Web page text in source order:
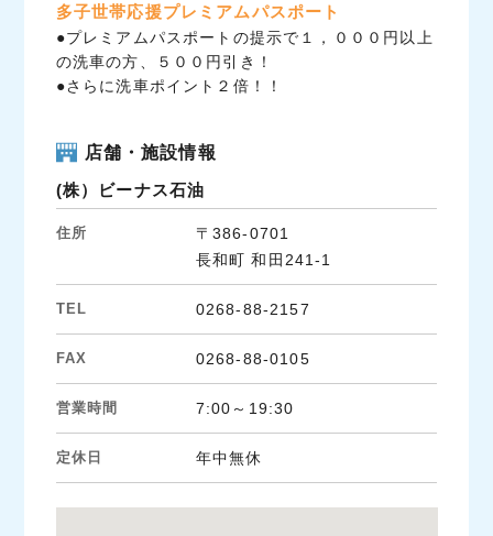
多子世帯応援プレミアムパスポート
●プレミアムパスポートの提示で１，０００円以上
の洗車の方、５００円引き！
●さらに洗車ポイント２倍！！
店舗・施設情報
(株）ビーナス石油
住所
〒386-0701
長和町 和田241-1
TEL 0268-88-2157
FAX 0268-88-0105
営業時間 7:00～19:30
定休日 年中無休